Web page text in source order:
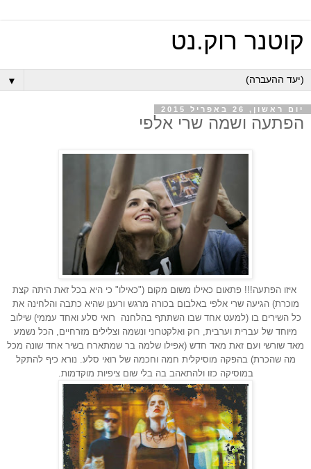
קוטנר רוק.נט
▼
יום ראשון, 26 באפריל 2015
הפתעה ושמה שרי אלפי
איזו הפתעה!!! פתאום כאילו משום מקום ("כאילו" כי היא בכל זאת היתה קצת
מוכרת) הגיעה שרי אלפי באלבום בכורה מרגש ורענן שהיא כתבה והלחינה את
כל השירים בו (למעט אחד שבו השתתף בהלחנה רואי סלע ואחד עממי) שילוב
מיוחד של עברית וערבית, רוק ואלקטרוני ונשמה וצלילים מזרחיים, הכל נשמע
מאד שורשי ועם זאת מאד חדש (אפילו שלמה בר שמתארח בשיר אחד שונה מכל
מה שהכרת) בהפקה מוסיקלית חמה וחכמה של רואי סלע. נורא כיף להתקל
במוסיקה כזו ולהתאהב בה בלי שום ציפיות מוקדמות.